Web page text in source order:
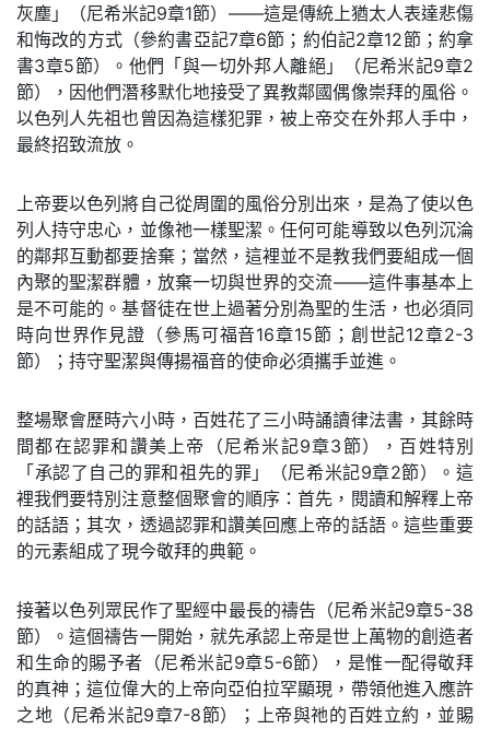
灰塵」（尼希米記9章1節）——這是傳統上猶太人表達悲傷
和悔改的方式（參約書亞記7章6節；約伯記2章12節；約拿
書3章5節）。他們「與一切外邦人離絕」（尼希米記9章2
節），因他們潛移默化地接受了異教鄰國偶像崇拜的風俗。
以色列人先祖也曾因為這樣犯罪，被上帝交在外邦人手中，
最終招致流放。
上帝要以色列將自己從周圍的風俗分別出來，是為了使以色
列人持守忠心，並像祂一樣聖潔。任何可能導致以色列沉淪
的鄰邦互動都要捨棄；當然，這裡並不是教我們要組成一個
內聚的聖潔群體，放棄一切與世界的交流——這件事基本上
是不可能的。基督徒在世上過著分別為聖的生活，也必須同
時向世界作見證（參馬可福音16章15節；創世記12章2-3
節）；持守聖潔與傳揚福音的使命必須攜手並進。
整場聚會歷時六小時，百姓花了三小時誦讀律法書，其餘時
間都在認罪和讚美上帝（尼希米記9章3節），百姓特別
「承認了自己的罪和祖先的罪」（尼希米記9章2節）。這
裡我們要特別注意整個聚會的順序：首先，閱讀和解釋上帝
的話語；其次，透過認罪和讚美回應上帝的話語。這些重要
的元素組成了現今敬拜的典範。
接著以色列眾民作了聖經中最長的禱告（尼希米記9章5-38
節）。這個禱告一開始，就先承認上帝是世上萬物的創造者
和生命的賜予者（尼希米記9章5-6節），是惟一配得敬拜
的真神；這位偉大的上帝向亞伯拉罕顯現，帶領他進入應許
之地（尼希米記9章7-8節）；上帝與祂的百姓立約，並賜